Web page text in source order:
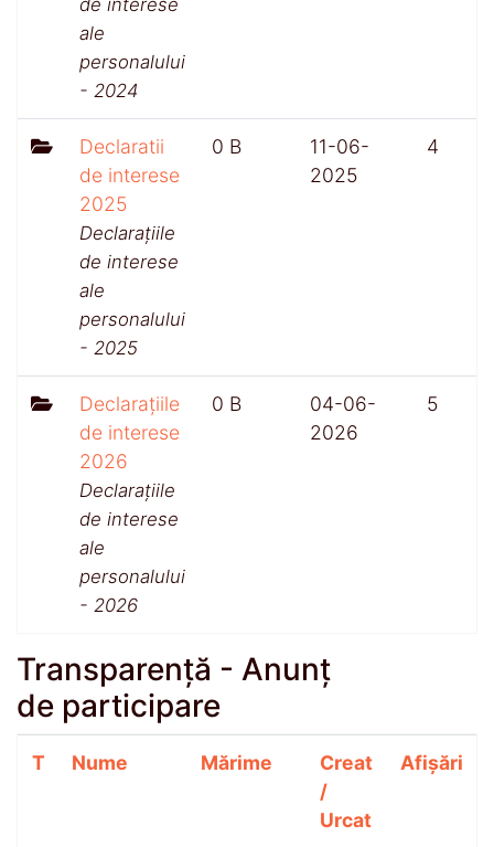
ale
personalului
- 2024
Declaratii
de interese
2025
Declarațiile
de interese
ale
personalului
- 2025
0 B
11-06-
2025
4
Declarațiile
de interese
2026
Declarațiile
de interese
ale
personalului
- 2026
0 B
04-06-
2026
5
Transparență - Anunț
de participare
T Nume Mărime
Creat
/
Urcat
Afișări